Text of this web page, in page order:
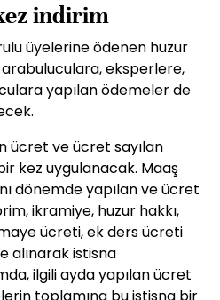
indirim
üyelerine ödenen huzur
arabuluculara, eksperlere,
yapılan ödemeler de
ücret ve ücret sayılan
kez uygulanacak. Maaş
dönemde yapılan ve ücret
ikramiye, huzur hakkı,
ücreti, ek ders ücreti
alınarak istisna
ilgili ayda yapılan ücret